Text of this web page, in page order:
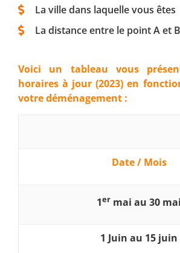
La ville dans laquelle vous êtes
La distance entre le point A et B
Voici un tableau vous
horaires à jour (2023) en
votre déménagement :
Date / Mois
1er mai au 30 mai
1 Juin au 15 juin